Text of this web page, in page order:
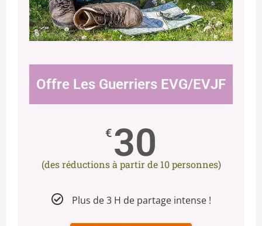
Offre Les Guerriers EVG/EVJF
€ 30
(des réductions à partir de 10 personnes)
Plus de 3 H de partage intense !